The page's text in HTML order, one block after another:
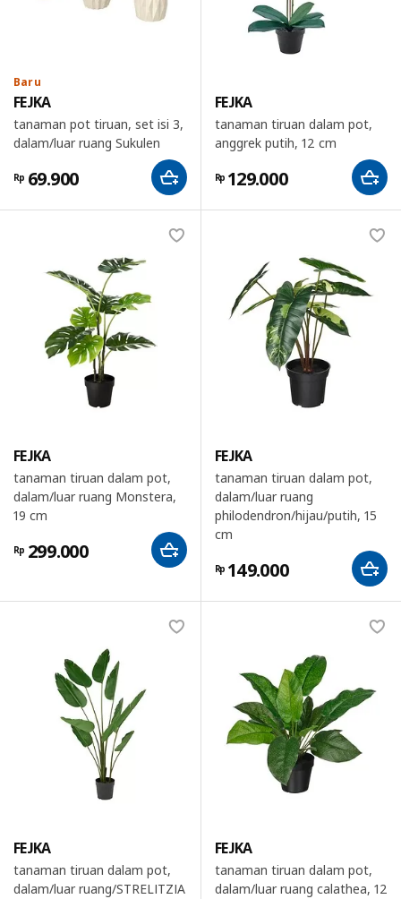
Baru
FEJKA
tanaman pot tiruan, set isi 3,
dalam/luar ruang Sukulen
Rp 69.900
FEJKA
tanaman tiruan dalam pot,
anggrek putih, 12 cm
Rp 129.000
FEJKA
tanaman tiruan dalam pot,
dalam/luar ruang Monstera,
19 cm
Rp 299.000
FEJKA
tanaman tiruan dalam pot,
dalam/luar ruang
philodendron/hijau/putih, 15
cm
Rp 149.000
FEJKA
tanaman tiruan dalam pot,
dalam/luar ruang/STRELITZIA
FEJKA
tanaman tiruan dalam pot,
dalam/luar ruang calathea, 12